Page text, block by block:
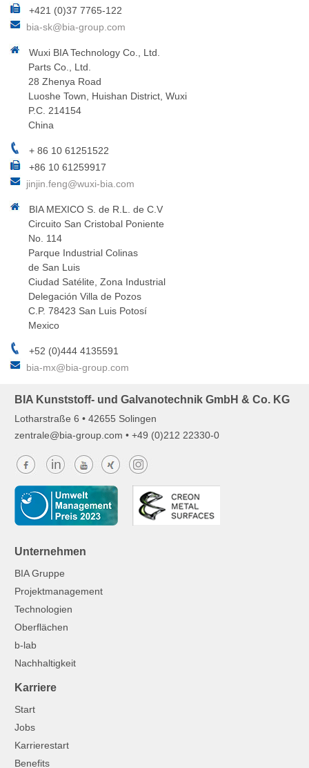
+421 (0)37 7765-122
bia-sk@bia-group.com
Wuxi BIA Technology Co., Ltd.
Parts Co., Ltd.
28 Zhenya Road
Luoshe Town, Huishan District, Wuxi
P.C. 214154
China
+ 86 10 61251522
+86 10 61259917
jinjin.feng@wuxi-bia.com
BIA MEXICO S. de R.L. de C.V
Circuito San Cristobal Poniente
No. 114
Parque Industrial Colinas
de San Luis
Ciudad Satélite, Zona Industrial
Delegación Villa de Pozos
C.P. 78423 San Luis Potosí
Mexico
+52 (0)444 4135591
bia-mx@bia-group.com
BIA Kunststoff- und Galvanotechnik GmbH & Co. KG
Lotharstraße 6 • 42655 Solingen
z ntr l b -gr p c m • +49 (0)212 22330-0
Unternehmen
BIA Gruppe
Projektmanagement
Technologien
Oberflächen
b-lab
Nachhaltigkeit
Karriere
Start
Jobs
Karrierestart
Benefits